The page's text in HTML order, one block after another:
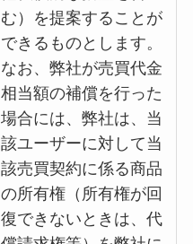
む）を提案することが
できるものとします。
なお、弊社が売買代金
相当額の補償を行った
場合には、弊社は、当
該ユーザーに対して当
該売買契約に係る商品
の所有権（所有権が回
復できないときは、代